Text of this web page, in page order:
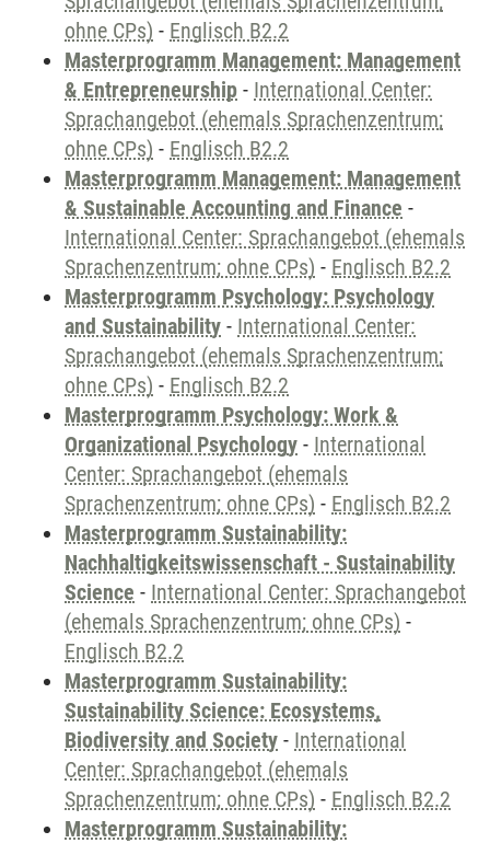
ohne CPs) - Englisch B2.2
Masterprogramm Management: Management
& Entrepreneurship - International Center:
Sprachangebot (ehemals Sprachenzentrum;
ohne CPs) - Englisch B2.2
Masterprogramm Management: Management
& Sustainable Accounting and Finance -
International Center: Sprachangebot (ehemals
Sprachenzentrum; ohne CPs) - Englisch B2.2
Masterprogramm Psychology: Psychology
and Sustainability - International Center:
Sprachangebot (ehemals Sprachenzentrum;
ohne CPs) - Englisch B2.2
Masterprogramm Psychology: Work &
Organizational Psychology - International
Center: Sprachangebot (ehemals
Sprachenzentrum; ohne CPs) - Englisch B2.2
Masterprogramm Sustainability:
Nachhaltigkeitswissenschaft - Sustainability
Science - International Center: Sprachangebot
(ehemals Sprachenzentrum; ohne CPs) -
Englisch B2.2
Masterprogramm Sustainability:
Sustainability Science: Ecosystems,
Biodiversity and Society - International
Center: Sprachangebot (ehemals
Sprachenzentrum; ohne CPs) - Englisch B2.2
Masterprogramm Sustainability: